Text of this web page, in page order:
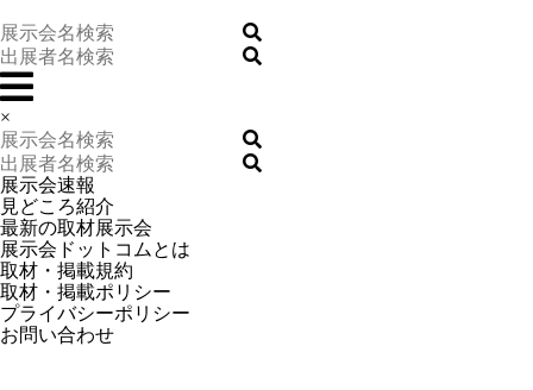
×
展示会速報
見どころ紹介
最新の取材展示会
展示会ドットコムとは
取材・掲載規約
取材・掲載ポリシー
プライバシーポリシー
お問い合わせ